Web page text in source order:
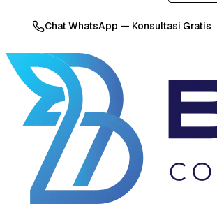
Chat WhatsApp — Konsultasi Gratis